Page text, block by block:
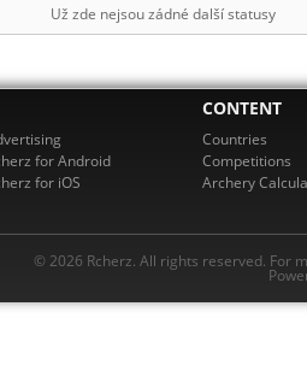
Už zde nejsou zádné další statusy
for Android
for iOS
CONTENT
Countries
Competitions
Archery
© 2026 Rcherz. All rights reserved. For